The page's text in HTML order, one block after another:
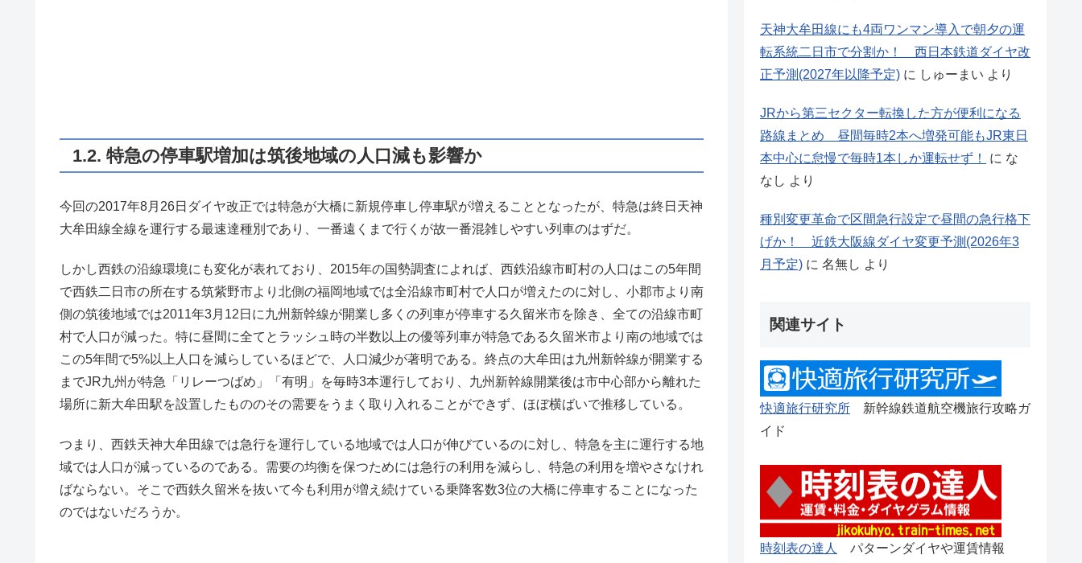
1.2. 特急の停車駅増加は筑後地域の人口減も影響か
今回の2017年8月26日ダイヤ改正では特急が大橋に新規停車し停車駅が増えることとなったが、特急は終日天神
大牟田線全線を運行する最速達種別であり、一番遠くまで行くが故一番混雑しやすい列車のはずだ。
しかし西鉄の沿線環境にも変化が表れており、2015年の国勢調査によれば、西鉄沿線市町村の人口はこの5年間
で西鉄二日市の所在する筑紫野市より北側の福岡地域では全沿線市町村で人口が増えたのに対し、小郡市より南
側の筑後地域では2011年3月12日に九州新幹線が開業し多くの列車が停車する久留米市を除き、全ての沿線市町
村で人口が減った。特に昼間に全てとラッシュ時の半数以上の優等列車が特急である久留米市より南の地域では
この5年間で5%以上人口を減らしているほどで、人口減少が著明である。終点の大牟田は九州新幹線が開業する
までJR九州が特急「リレーつばめ」「有明」を毎時3本運行しており、九州新幹線開業後は市中心部から離れた
場所に新大牟田駅を設置したもののその需要をうまく取り入れることができず、ほぼ横ばいで推移している。
つまり、西鉄天神大牟田線では急行を運行している地域では人口が伸びているのに対し、特急を主に運行する地
域では人口が減っているのである。需要の均衡を保つためには急行の利用を減らし、特急の利用を増やさなけれ
ばならない。そこで西鉄久留米を抜いて今も利用が増え続けている乗降客数3位の大橋に停車することになった
のではないだろうか。
天神大牟田線にも4両ワンマン導入で朝夕の運
転系統二日市で分割か！ 西日本鉄道ダイヤ改
正予測(2027年以降予定) に しゅーまい より
JRから第三セクター転換した方が便利になる
路線まとめ 昼間毎時2本へ増発可能もJR東日
本中心に怠慢で毎時1本しか運転せず！
に な
なし より
種別変更革命で区間急行設定で昼間の急行格下
げか！ 近鉄大阪線ダイヤ変更予測(2026年3
月予定) に 名無し より
関連サイト
快適旅行研究所 新幹線鉄道航空機旅行攻略ガ
イド
時刻表の達人 パターンダイヤや運賃情報